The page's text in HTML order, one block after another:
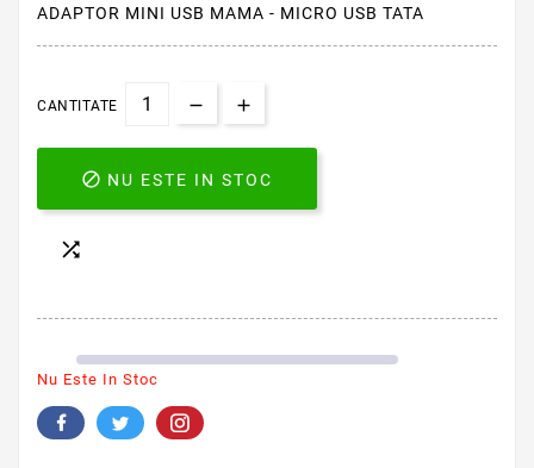
ADAPTOR MINI USB MAMA - MICRO USB TATA
CANTITATE
 NU ESTE IN STOC

Nu Este In Stoc